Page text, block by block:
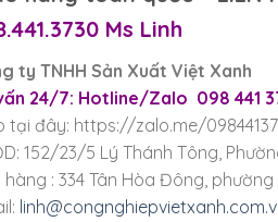
Ms Linh
ty TNHH Sản Xuất Việt Xanh
24/7: Hotline/Zalo 098 441
tại đây: https://zalo.me/
152/23/5 Lý Thánh Tông,
hàng : 334 Tân Hòa Đông, phường